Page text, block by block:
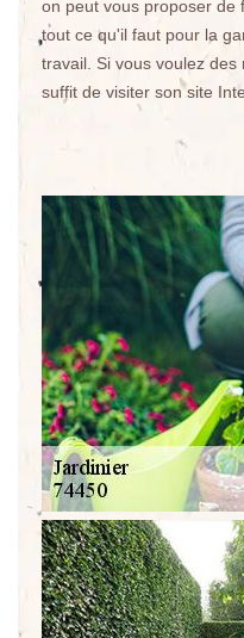
on peut vous proposer de
tout ce qu'il faut pour la
travail. Si vous voulez
suffit de visiter son site